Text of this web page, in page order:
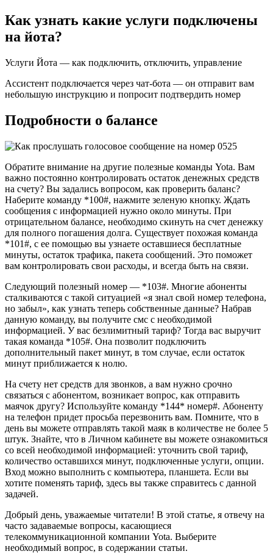
Как узнать какие услуги подключены
на йота?
Услуги Йота — как подключить, отключить, управление
Ассистент подключается через чат-бота — он отправит вам
небольшую инструкцию и попросит подтвердить номер
Подробности о балансе
Обратите внимание на другие полезные команды Yota. Вам
важно постоянно контролировать остаток денежных средств
на счету? Вы задались вопросом, как проверить баланс?
Наберите команду *100#, нажмите зеленую кнопку. Ждать
сообщения с информацией нужно около минуты. При
отрицательном балансе, необходимо скинуть на счет денежку
для полного погашения долга. Существует похожая команда
*101#, с ее помощью вы узнаете оставшиеся бесплатные
минуты, остаток трафика, пакета сообщений. Это поможет
вам контролировать свои расходы, и всегда быть на связи.
Следующий полезный номер — *103#. Многие абоненты
сталкиваются с такой ситуацией «я знал свой номер телефона,
но забыл», как узнать теперь собственные данные? Набрав
данную команду, вы получите смс с необходимой
информацией. У вас безлимитный тариф? Тогда вас выручит
такая команда *105#. Она позволит подключить
дополнительный пакет минут, в том случае, если остаток
минут приближается к нолю.
На счету нет средств для звонков, а вам нужно срочно
связаться с абонентом, возникает вопрос, как отправить
маячок другу? Используйте команду *144* номер#. Абоненту
на телефон придет просьба перезвонить вам. Помните, что в
день вы можете отправлять такой маяк в количестве не более 5
штук. Знайте, что в Личном кабинете вы можете ознакомиться
со всей необходимой информацией: уточнить свой тариф,
количество оставшихся минут, подключенные услуги, опции.
Вход можно выполнить с компьютера, планшета. Если вы
хотите поменять тариф, здесь вы также справитесь с данной
задачей.
Добрый день, уважаемые читатели! В этой статье, я отвечу на
часто задаваемые вопросы, касающиеся
телекоммуникационной компании Yota. Выберите
необходимый вопрос, в содержании статьи.